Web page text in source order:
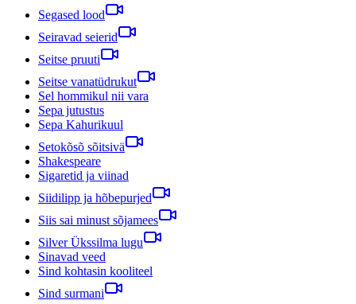
Segased lood
Seiravad seierid
Seitse pruuti
Seitse vanatüdrukut
Sel hommikul nii vara
Sepa jutustus
Sepa Kahurikuul
Setokõsõ sõitsivä
Shakespeare
Sigaretid ja viinad
Siidilipp ja hõbepurjed
Siis sai minust sõjamees
Silver Ükssilma lugu
Sinavad veed
Sind kohtasin kooliteel
Sind surmani